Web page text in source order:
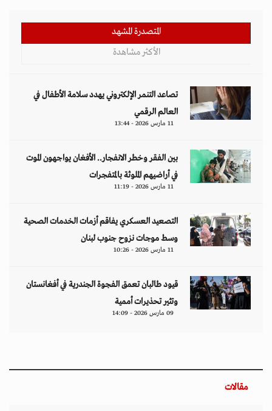
المتصدرة المشهد
الأكثر مشاهدة
تصاعد التنمر الإلكتروني يهدد سلامة الأطفال في
العالم الرقمي
11 مارس 2026 - 13:44
بين الفقر وخطر الانفجار.. الأفغان يواجهون الموت
في أراضيهم الملوثة بالمتفجرات
11 مارس 2026 - 11:19
التصعيد العسكري يفاقم أزمات الخدمات الصحية
وسط موجات نزوح جنوب لبنان
11 مارس 2026 - 10:26
قيود طالبان تعمق الفجوة الجندرية في أفغانستان
وتثير تحذيرات أممية
09 مارس 2026 - 14:09
مقالات